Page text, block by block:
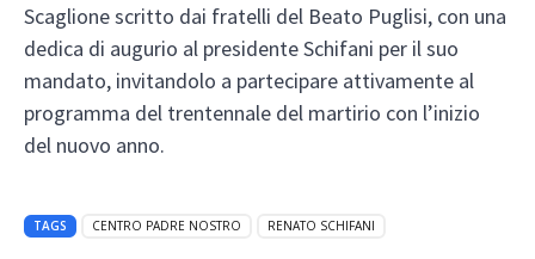
Scaglione scritto dai fratelli del Beato Puglisi, con una
dedica di augurio al presidente Schifani per il suo
mandato, invitandolo a partecipare attivamente al
programma del trentennale del martirio con l’inizio
del nuovo anno.
TAGS CENTRO PADRE NOSTRO RENATO SCHIFANI